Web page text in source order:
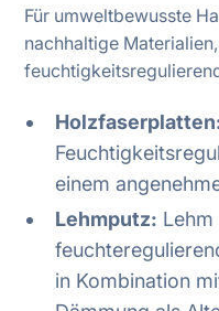
Für umweltbewusste
nachhaltige
einem
Lehmputz:
in Kombination